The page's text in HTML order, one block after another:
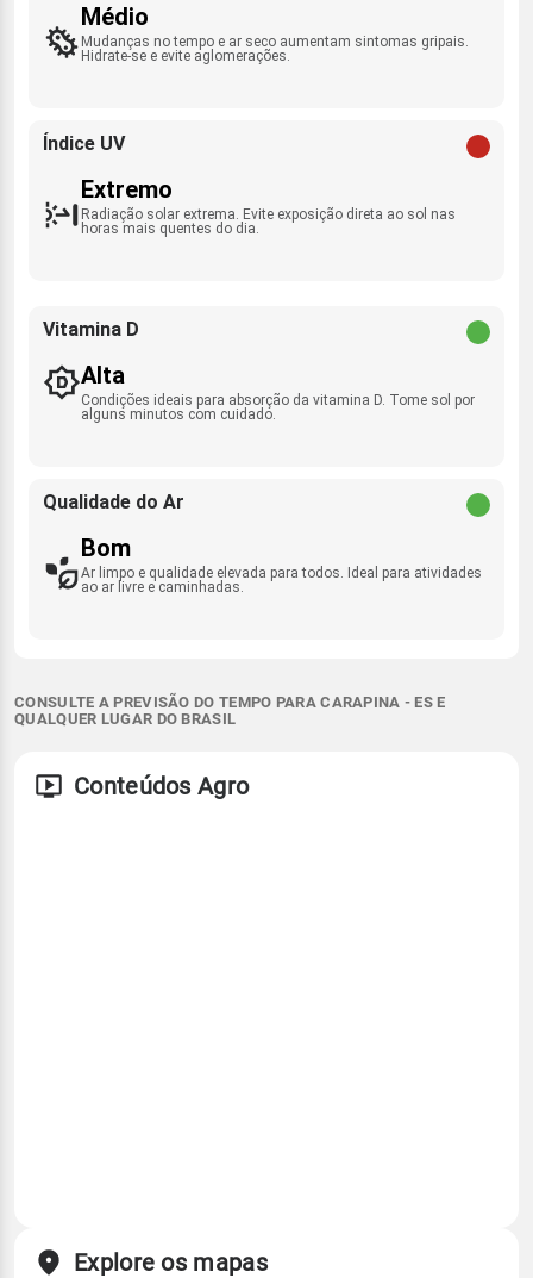
Médio
Mudanças no tempo e ar seco aumentam sintomas gripais.
Hidrate-se e evite aglomerações.
Índice UV
Extremo
Radiação solar extrema. Evite exposição direta ao sol nas
horas mais quentes do dia.
Vitamina D
Alta
Condições ideais para absorção da vitamina D. Tome sol por
alguns minutos com cuidado.
Qualidade do Ar
Bom
Ar limpo e qualidade elevada para todos. Ideal para atividades
ao ar livre e caminhadas.
CONSULTE A PREVISÃO DO TEMPO PARA CARAPINA - ES E
QUALQUER LUGAR DO BRASIL
Conteúdos Agro
Explore os mapas